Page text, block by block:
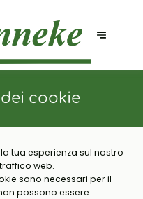
cookie
tua esperienza sul nostro
web.
sono necessari per il
possono essere